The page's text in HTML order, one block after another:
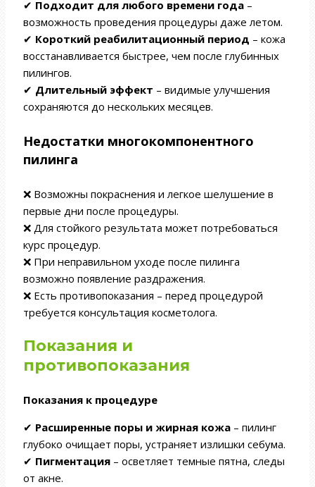
✔ Подходит для любого времени года –
возможность проведения процедуры даже летом.
✔ Короткий реабилитационный период – кожа
восстанавливается быстрее, чем после глубинных
пилингов.
✔ Длительный эффект – видимые улучшения
сохраняются до нескольких месяцев.
Недостатки многокомпонентного
пилинга
❌ Возможны покраснения и легкое шелушение в
первые дни после процедуры.
❌ Для стойкого результата может потребоваться
курс процедур.
❌ При неправильном уходе после пилинга
возможно появление раздражения.
❌ Есть противопоказания – перед процедурой
требуется консультация косметолога.
Показания и
противопоказания
Показания к процедуре
✔ Расширенные поры и жирная кожа – пилинг
глубоко очищает поры, устраняет излишки себума.
✔ Пигментация – осветляет темные пятна, следы
от акне.